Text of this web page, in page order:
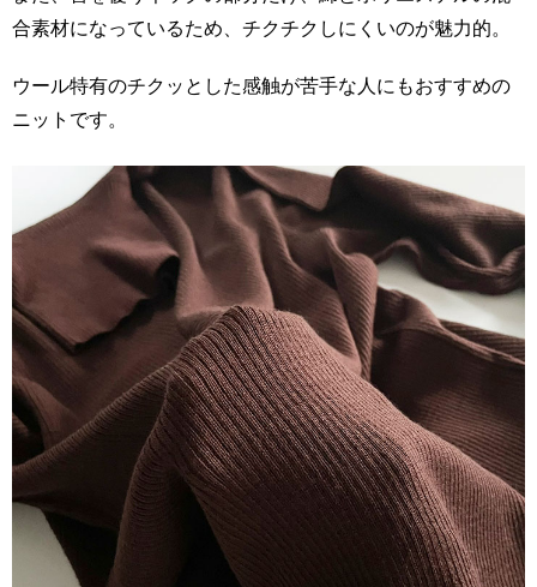
合素材になっているため、チクチクしにくいのが魅力的。
ウール特有のチクッとした感触が苦手な人にもおすすめの
ニットです。